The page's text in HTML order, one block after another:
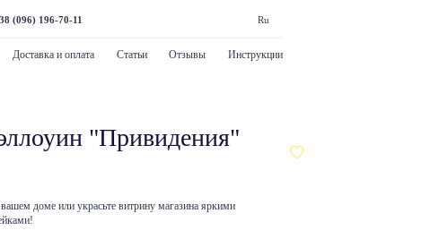
(096) 196-70-11 Ru
Доставка и оплата Статьи Отзывы Инструкции
"Привидения"
доме или украсьте витрину магазина яркими